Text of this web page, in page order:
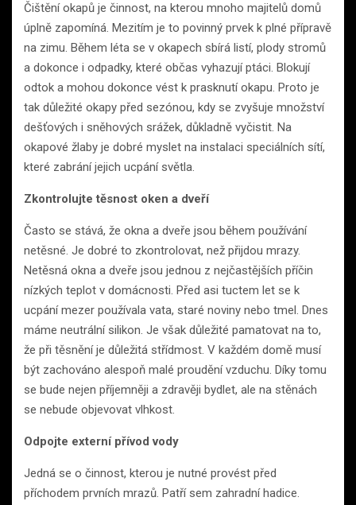
Čištění okapů je činnost, na kterou mnoho majitelů domů
úplně zapomíná. Mezitím je to povinný prvek k plné přípravě
na zimu. Během léta se v okapech sbírá listí, plody stromů
a dokonce i odpadky, které občas vyhazují ptáci. Blokují
odtok a mohou dokonce vést k prasknutí okapu. Proto je
tak důležité okapy před sezónou, kdy se zvyšuje množství
dešťových i sněhových srážek, důkladně vyčistit. Na
okapové žlaby je dobré myslet na instalaci speciálních sítí,
které zabrání jejich ucpání světla.
Zkontrolujte těsnost oken a dveří
Často se stává, že okna a dveře jsou během používání
netěsné. Je dobré to zkontrolovat, než přijdou mrazy.
Netěsná okna a dveře jsou jednou z nejčastějších příčin
nízkých teplot v domácnosti. Před asi tuctem let se k
ucpání mezer používala vata, staré noviny nebo tmel. Dnes
máme neutrální silikon. Je však důležité pamatovat na to,
že při těsnění je důležitá střídmost. V každém domě musí
být zachováno alespoň malé proudění vzduchu. Díky tomu
se bude nejen příjemněji a zdravěji bydlet, ale na stěnách
se nebude objevovat vlhkost.
Odpojte externí přívod vody
Jedná se o činnost, kterou je nutné provést před
příchodem prvních mrazů. Patří sem zahradní hadice.